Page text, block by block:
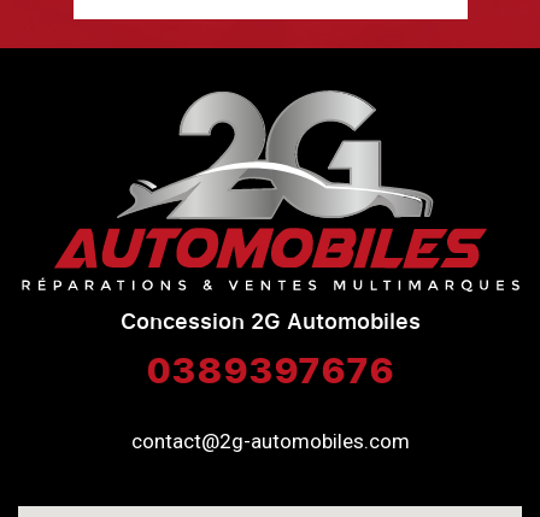
Concession 2G Automobiles
0389397676
contact@2g-automobiles.com